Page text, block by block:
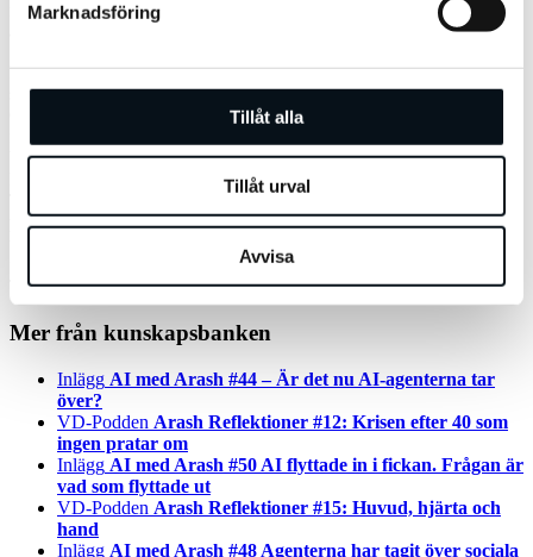
Marknadsföring
Tillåt alla
Tillåt urval
Avvisa
frågan inte specifikt innehåller företagsnamnet eller beskrivningen
Med andra ord kan företag nu dyka upp på sökfrågor som de inte
skulle ha visat för före den här uppdateringen i sökresultatet. Det
Google kan tänkas vilja med uppdateringen är att de vill underlätta
bättre vid sökningar. I början av november i år rullade Google ut
BERT (står för Bidirectional Encoder Representations from
presentera ”personifierade” sökresultat. Det verka som
funktion som BERT uppdateringen, om man läser mellan raderna i
Tweet:et.
Mer från kunskapsbanken
Inlägg AI med Arash #44 – Är det nu AI-agenterna tar
över?
VD-Podden Arash Reflektioner #12: Krisen efter 40 som
ingen pratar om
Inlägg AI med Arash #50 AI flyttade in i fickan. Frågan är
vad som flyttade ut
VD-Podden Arash Reflektioner #15: Huvud, hjärta och
hand
Inlägg AI med Arash #48 Agenterna har tagit över sociala